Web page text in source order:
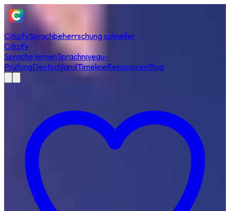
CitizifySprachbeherrschung schneller
Citizify
Sprache lernenSprachniveau-
PrüfungDeutschlandTimelineRessourcenBlog